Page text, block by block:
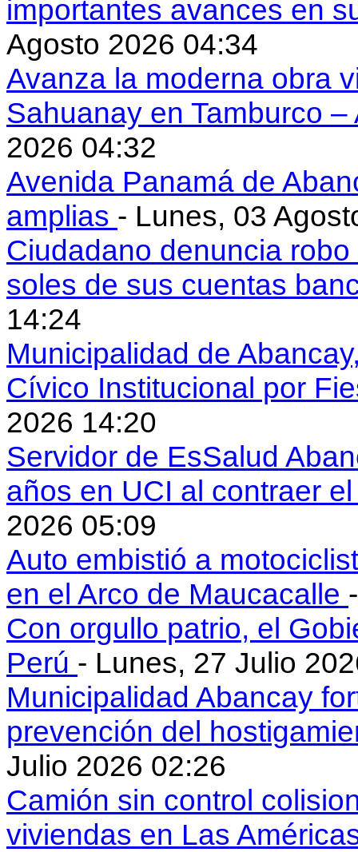
importantes avances en
Agosto 2026 04:34
Avanza la moderna obra
Sahuanay en Tamburco
2026 04:32
Avenida Panamá de
amplias - Lunes, 03
Ciudadano denuncia
soles de sus cuentas
14:24
Municipalidad de
Cívico Institucional por
2026 14:20
Servidor de EsSalud
años en UCI al contraer
2026 05:09
Auto embistió a
en el Arco de Maucacalle
Con orgullo patrio, el
Perú - Lunes, 27 Julio
Municipalidad Abancay
prevención del
Julio 2026 02:26
Camión sin control
viviendas en Las